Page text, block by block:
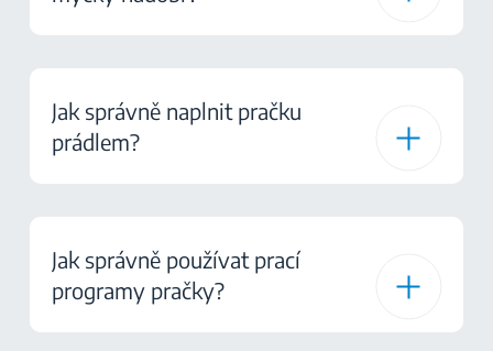
Jak správně naplnit pračku
prádlem?
Jak správně používat prací
programy pračky?